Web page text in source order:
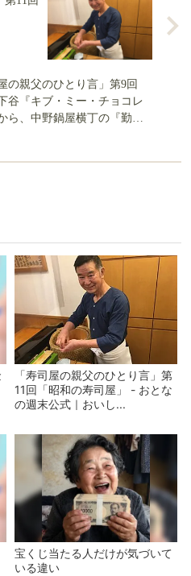
の親父のひとり言」第9回
谷『キブ・ミー・チョコレ
ら、中野鍋屋横丁の『勤労
「寿司屋の親父のひとり言」第
11回「昭和の寿司屋」 - おとな
の週末公式｜おいし...
宝くじ当たる人だけが気づいて
いる違い